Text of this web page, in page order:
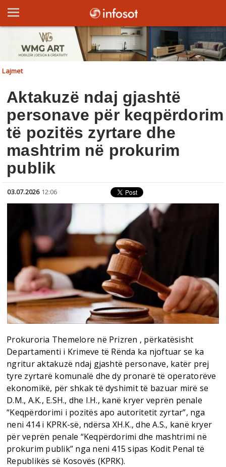
Lajmet
Aktakuzë ndaj gjashtë
personave për keqpërdorim
të pozitës zyrtare dhe
mashtrim në prokurim
publik
03.07.2026 12:06
Prokuroria Themelore në Prizren , përkatësisht
Departamenti i Krimeve të Rënda ka njoftuar se ka
ngritur aktakuzë ndaj gjashtë personave, katër prej
tyre zyrtarë komunalë dhe dy pronarë të operatorëve
ekonomikë, për shkak të dyshimit të bazuar mirë se
D.M., A.K., E.SH., dhe I.H., kanë kryer veprën penale
“Keqpërdorimi i pozitës apo autoritetit zyrtar”, nga
neni 414 i KPRK-së, ndërsa XH.K., dhe A.S., kanë kryer
për veprën penale “Keqpërdorimi dhe mashtrimi në
prokurim publik” nga neni 415 sipas Kodit Penal të
Republikës së Kosovës (KPRK).